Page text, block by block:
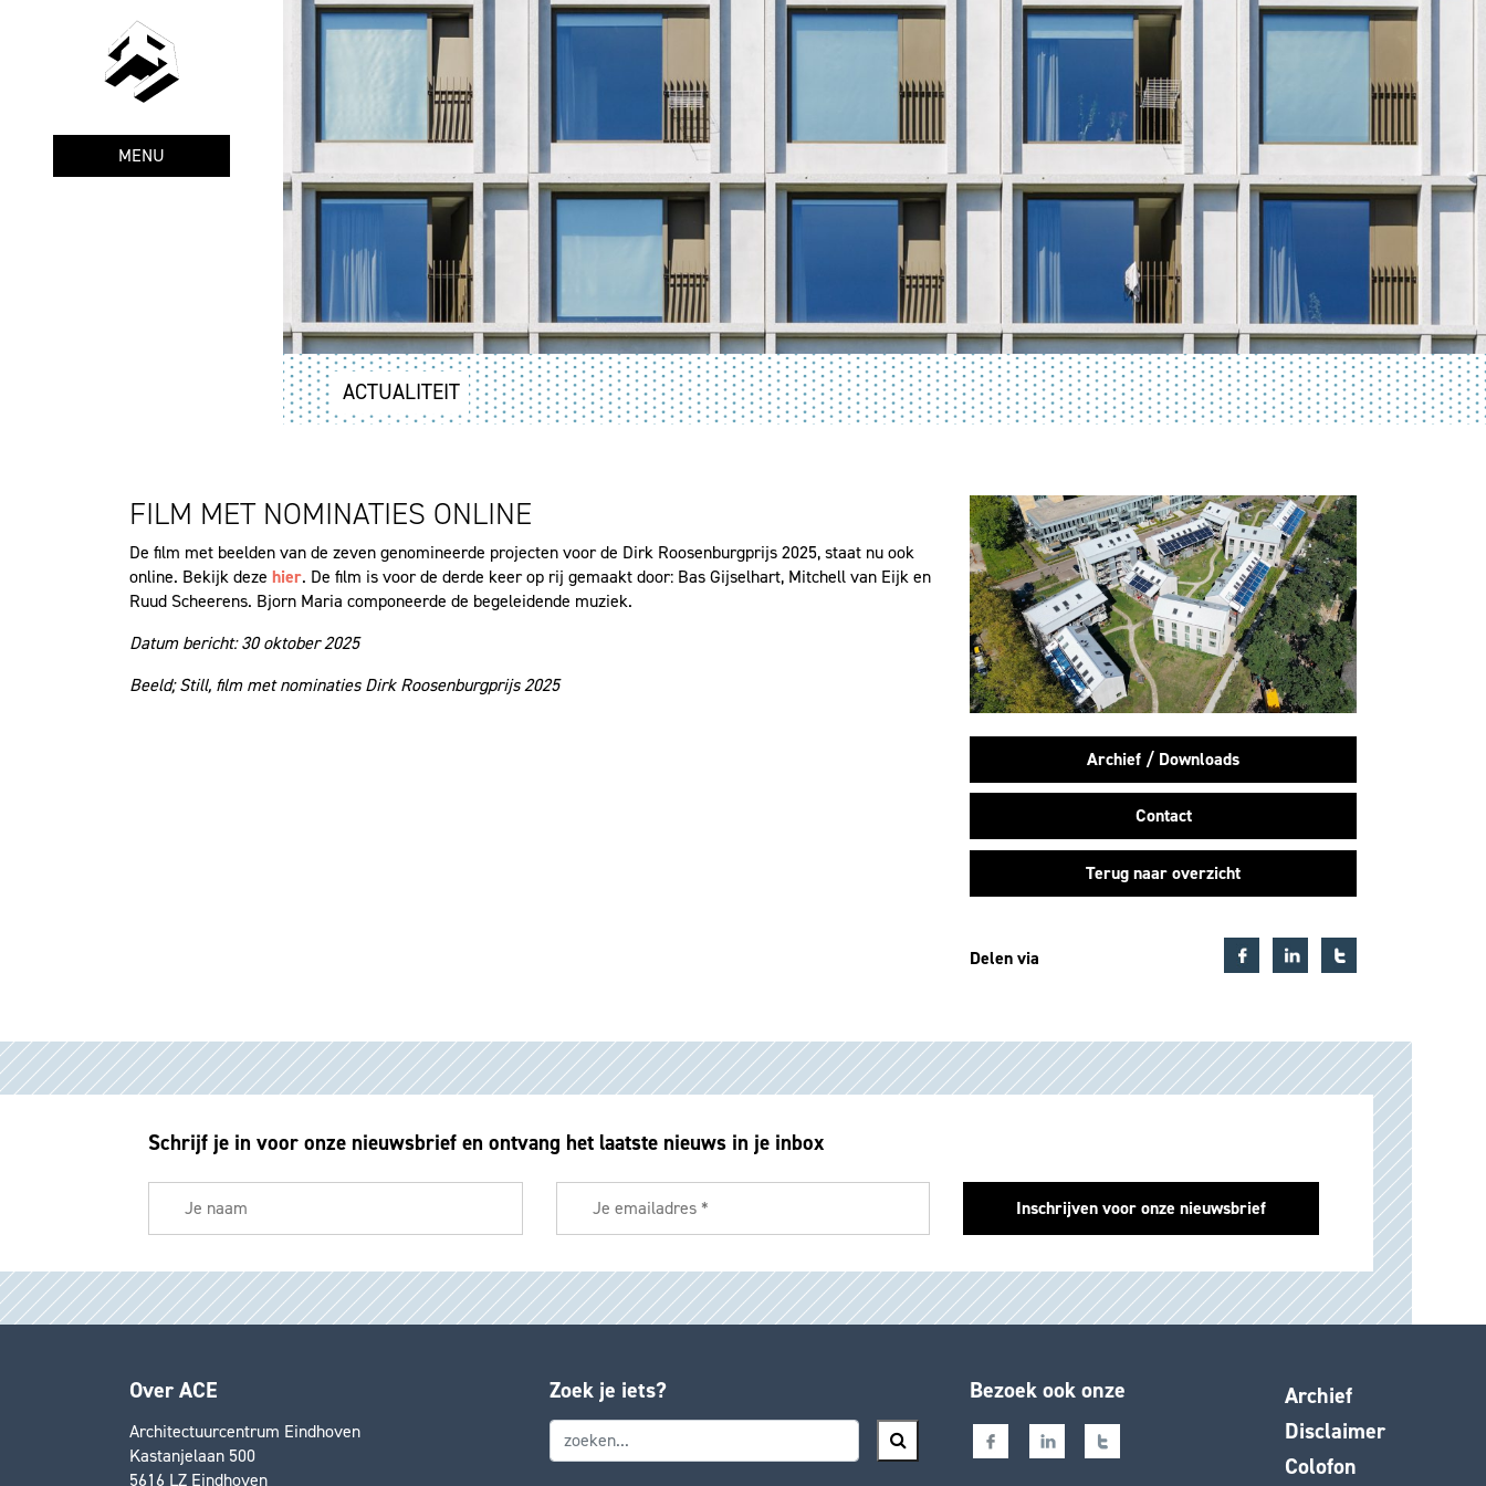
MENU
ACTUALITEIT
FILM MET NOMINATIES ONLINE
De film met beelden van de zeven genomineerde projecten voor de Dirk Roosenburgprijs 2025, staat nu ook
online. Bekijk deze hier. De film is voor de derde keer op rij gemaakt door: Bas Gijselhart, Mitchell van Eijk en
Ruud Scheerens. Bjorn Maria componeerde de begeleidende muziek.
Datum bericht: 30 oktober 2025
Beeld; Still, film met nominaties Dirk Roosenburgprijs 2025
Archief / Downloads
Contact
Terug naar overzicht
Delen via
Schrijf je in voor onze nieuwsbrief en ontvang het laatste nieuws in je inbox
Over ACE
Architectuurcentrum Eindhoven
Kastanjelaan 500
5616 LZ Eindhoven
Zoek je iets? Bezoek ook onze
Archief
Disclaimer
Colofon